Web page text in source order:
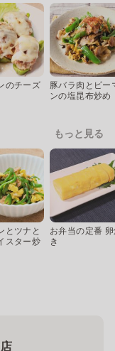
のチーズ
豚バラ肉とピー
ンの塩昆布炒め
もっと見る
とツナと
スター炒
お弁当の定番
き